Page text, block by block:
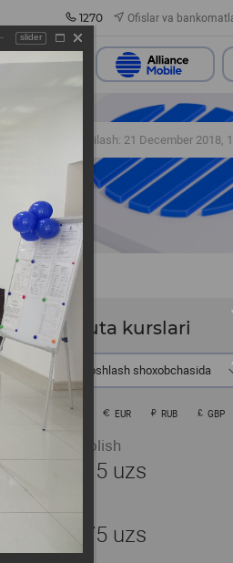
1270 Ofislar va
Yangilash: 21 December 2018,
Valyuta kurslari
Ayirboshlash shoxobchasida
EUR RUB GBP
Sotib olish
11915 uzs
Sotish
11975 uzs
slider